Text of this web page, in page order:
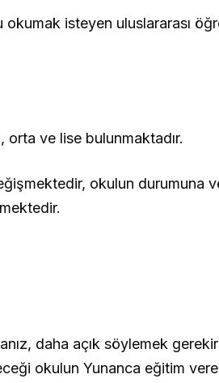
isteyen uluslararası
ve lise bulunmaktadır.
okulun durumuna
daha açık söylemek
okulun Yunanca eğitim